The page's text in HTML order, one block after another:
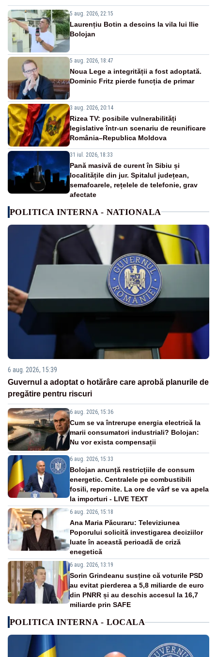
5 aug. 2026, 22:15
Laurențiu Botin a descins la vila lui Ilie
Bolojan
5 aug. 2026, 18:47
Noua Lege a integrității a fost adoptată.
Dominic Fritz pierde funcția de primar
3 aug. 2026, 20:14
Rizea TV: posibile vulnerabilități
legislative într-un scenariu de reunificare
România–Republica Moldova
31 iul. 2026, 18:33
Pană masivă de curent în Sibiu și
localitățile din jur. Spitalul județean,
semafoarele, rețelele de telefonie, grav
afectate
POLITICA INTERNA - NATIONALA
6 aug. 2026, 15:39
Guvernul a adoptat o hotărâre care aprobă planurile de
pregătire pentru riscuri
6 aug. 2026, 15:36
Cum se va întrerupe energia electrică la
marii consumatori industriali? Bolojan:
Nu vor exista compensații
6 aug. 2026, 15:33
Bolojan anunță restricțiile de consum
energetic. Centralele pe combustibili
fosili, repornite. La ore de vârf se va apela
la importuri - LIVE TEXT
6 aug. 2026, 15:18
Ana Maria Păcuraru: Televiziunea
Poporului solicită investigarea deciziilor
luate în această perioadă de criză
enegetică
6 aug. 2026, 13:19
Sorin Grindeanu susține că voturile PSD
au evitat pierderea a 5,8 miliarde de euro
din PNRR și au deschis accesul la 16,7
miliarde prin SAFE
POLITICA INTERNA - LOCALA